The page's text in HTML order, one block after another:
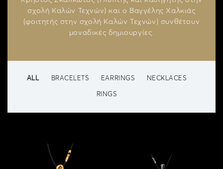
σχολή Καλών Τεχνών) και ο Βαγγέλης Χαλκιάς
(φοιτητής στην σχολή Καλών Τεχνών) συνθέτουν
μοναδικές δημιουργίες.
ALL BRACELETS EARRINGS NECKLACES
RINGS